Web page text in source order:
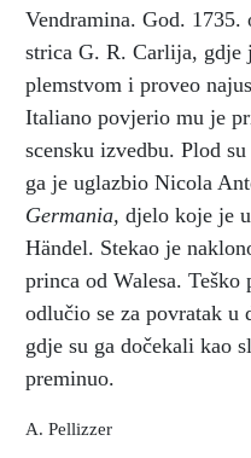
Vendramina. God.
strica G. R. Carlija, gdje
plemstvom i proveo
Italiano povjerio mu je
scensku izvedbu. Plod su
ga je uglazbio Nicola
Germania, djelo koje je
Händel. Stekao je
princa od Walesa.
odlučio se za povratak u
gdje su ga dočekali kao
preminuo.
A. Pellizzer